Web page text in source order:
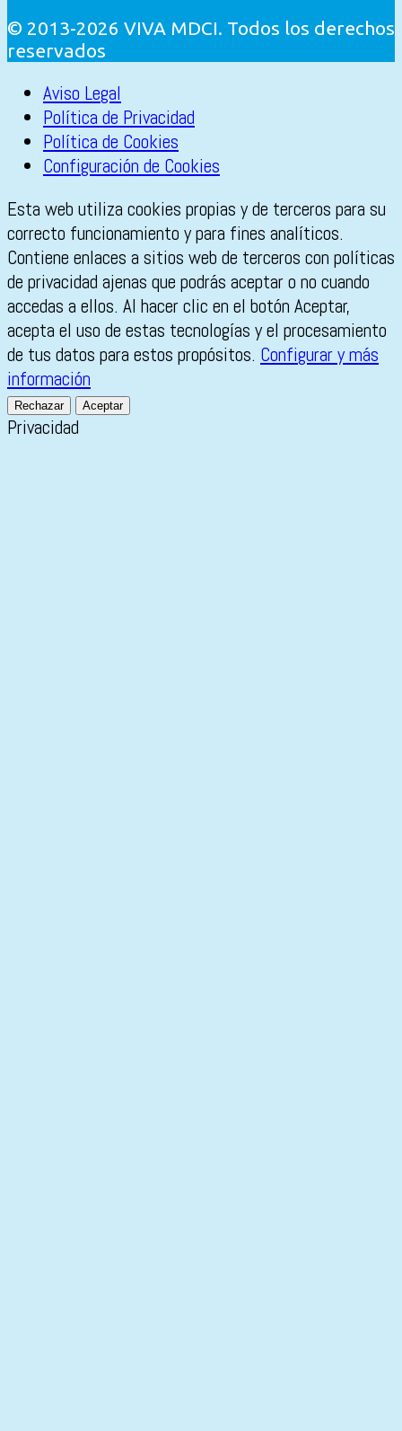
© 2013-2026 VIVA MDCI. Todos los derechos
reservados
Aviso Legal
Política de Privacidad
Política de Cookies
Configuración de Cookies
Esta web utiliza cookies propias y de terceros para su
correcto funcionamiento y para fines analíticos.
Contiene enlaces a sitios web de terceros con políticas
de privacidad ajenas que podrás aceptar o no cuando
accedas a ellos. Al hacer clic en el botón Aceptar,
acepta el uso de estas tecnologías y el procesamiento
de tus datos para estos propósitos. Configurar y más
información
Rechazar Aceptar
Privacidad